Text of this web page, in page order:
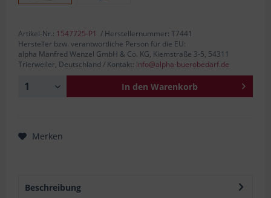
Artikel-Nr.: 1547725-P1 / Herstellernummer: T7441
Hersteller bzw. verantwortliche Person für die EU:
alpha Manfred Wenzel GmbH & Co. KG, Kiemstraße 3-5, 54311
Trierweiler, Deutschland / Kontakt: info@alpha-buerobedarf.de
In den Warenkorb
Merken
Beschreibung